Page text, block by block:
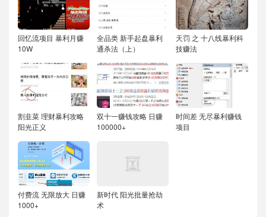
回忆流项目 暴利月赚
10W
全品类 新手起盘暴利
通杀法（上）
天罚 之 十八线暴利科
技赚法
割韭菜 理财暴利攻略
阳光正义
双十一赚钱攻略 日赚
100000+
时间差 无尽暴利赚钱
项目
付费流 无限放大 日赚
1000+
新时代 阳光批量抢劫
术